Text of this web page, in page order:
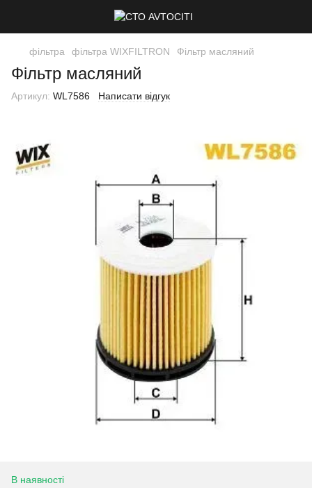
фільтра фільтра WIXFILTRON Фільтр масляний
Фільтр масляний
Артикул: WL7586 Написати відгук
В наявності